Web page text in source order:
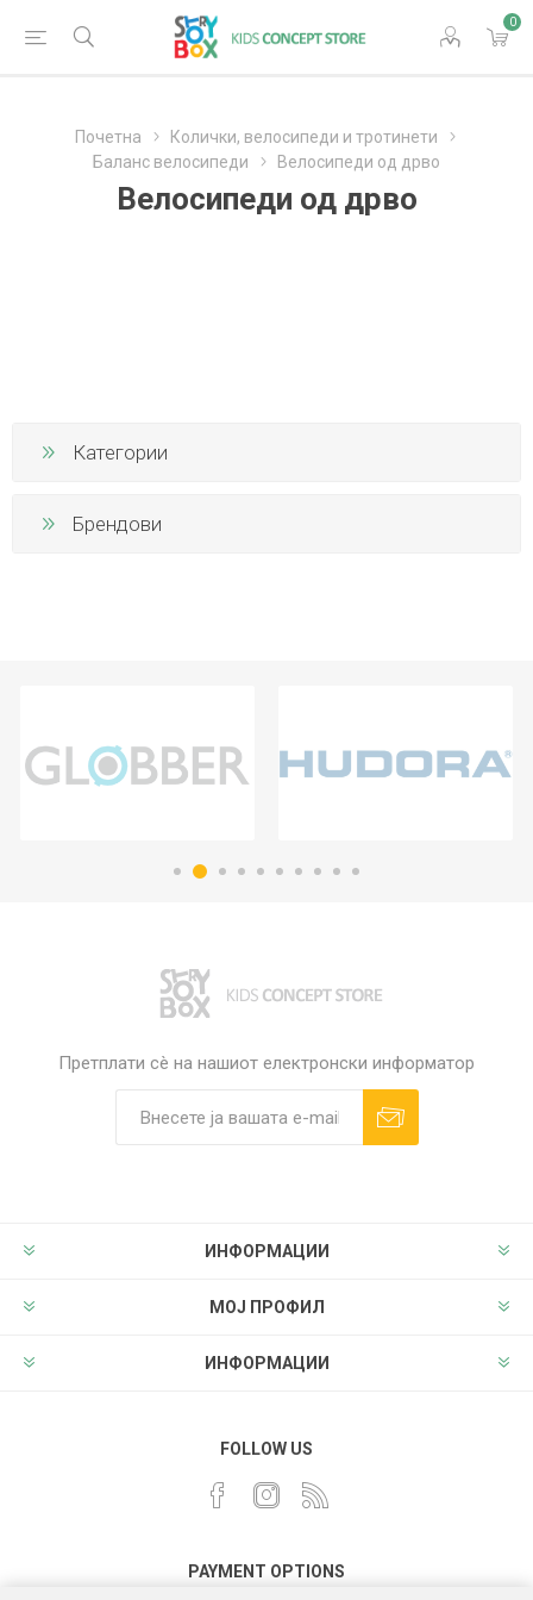
0
Почетна
Колички, велосипеди и тротинети
Баланс велосипеди
Велосипеди од дрво
Велосипеди од дрво
Категории
Брендови
Претплати сè на нашиот електронски информатор
ИНФОРМАЦИИ
МОЈ ПРОФИЛ
ИНФОРМАЦИИ
FOLLOW US
PAYMENT OPTIONS